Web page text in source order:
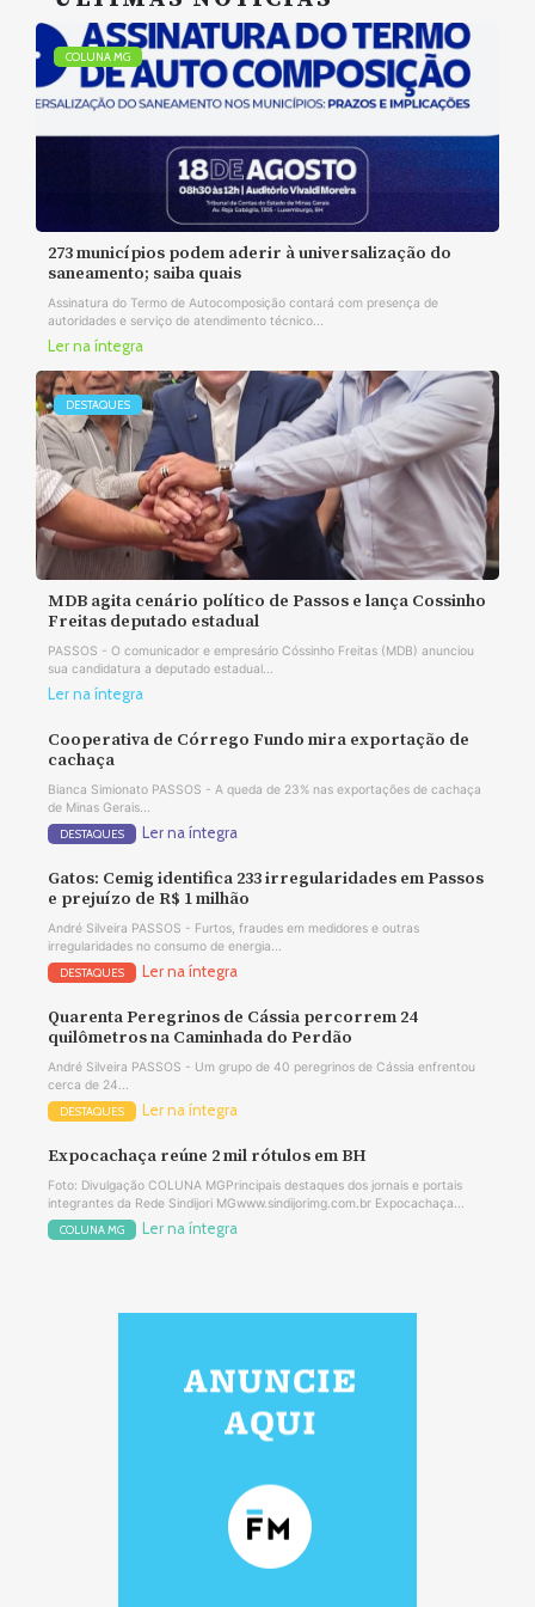
COLUNA MG
273 municípios podem aderir à universalização do
saneamento; saiba quais
Assinatura do Termo de Autocomposição contará com presença de
autoridades e serviço de atendimento técnico...
Ler na íntegra
DESTAQUES
MDB agita cenário político de Passos e lança Cossinho
Freitas deputado estadual
PASSOS - O comunicador e empresário Cóssinho Freitas (MDB) anunciou
sua candidatura a deputado estadual...
Ler na íntegra
Cooperativa de Córrego Fundo mira exportação de
cachaça
Bianca Simionato PASSOS - A queda de 23% nas exportações de cachaça
de Minas Gerais...
DESTAQUES Ler na íntegra
Gatos: Cemig identifica 233 irregularidades em Passos
e prejuízo de R$ 1 milhão
André Silveira PASSOS - Furtos, fraudes em medidores e outras
irregularidades no consumo de energia...
DESTAQUES Ler na íntegra
Quarenta Peregrinos de Cássia percorrem 24
quilômetros na Caminhada do Perdão
André Silveira PASSOS - Um grupo de 40 peregrinos de Cássia enfrentou
cerca de 24...
DESTAQUES Ler na íntegra
Expocachaça reúne 2 mil rótulos em BH
Foto: Divulgação COLUNA MGPrincipais destaques dos jornais e portais
integrantes da Rede Sindijori MGwww.sindijorimg.com.br Expocachaça...
COLUNA MG Ler na íntegra